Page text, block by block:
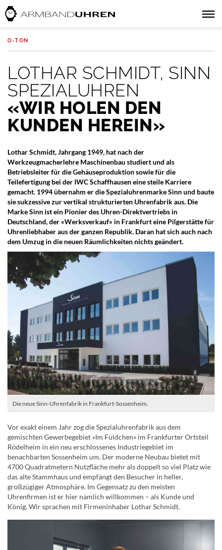
O-TON
LOTHAR SCHMIDT, SINN
SPEZIALUHREN
«WIR HOLEN DEN
KUNDEN HEREIN»
Lothar Schmidt, Jahrgang 1949, hat nach der
Werkzeugmacherlehre Maschinenbau studiert und als
Betriebsleiter für die Gehäuseproduktion sowie für die
Teilefertigung bei der IWC Schaffhausen eine steile Karriere
gemacht. 1994 übernahm er die Spezialuhrenmarke Sinn und baute
sie sukzessive zur vertikal strukturierten Uhrenfabrik aus. Die
Marke Sinn ist ein Pionier des Uhren-Direktvertriebs in
Deutschland, der «Werksverkauf» in Frankfurt eine Pilgerstätte für
Uhrenliebhaber aus der ganzen Republik. Daran hat sich auch nach
dem Umzug in die neuen Räumlichkeiten nichts geändert.
Die neue Sinn-Uhrenfabrik in Frankfurt-Sossenheim.
Vor exakt einem Jahr zog die Spezialuhrenfabrik aus dem
gemischten Gewerbegebiet «Im Füldchen» im Frankfurter Ortsteil
Rödelheim in ein neu erschlossenes Industriegebiet im
benachbarten Sossenheim um. Der moderne Neubau bietet mit
4700 Quadratmetern Nutzfläche mehr als doppelt so viel Platz wie
das alte Stammhaus und empfängt den Besucher in heller,
großzügiger Atmosphäre. Im Gegensatz zu den meisten
Uhrenfirmen ist er hier nämlich willkommen – als Kunde und
König. Wir sprachen mit Firmeninhaber Lothar Schmidt.